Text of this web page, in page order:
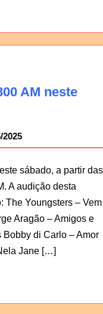
AM neste
2025
sábado, a partir das
A audição desta
The Youngsters – Vem
Aragão – Amigos e
di Carlo – Amor
Jane […]